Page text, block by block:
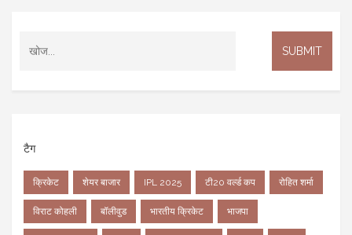
टैग
क्रिकेट शेयर बाजार IPL 2025 टी20 वर्ल्ड कप रोहित शर्मा
विराट कोहली बॉलीवुड भारतीय क्रिकेट भाजपा